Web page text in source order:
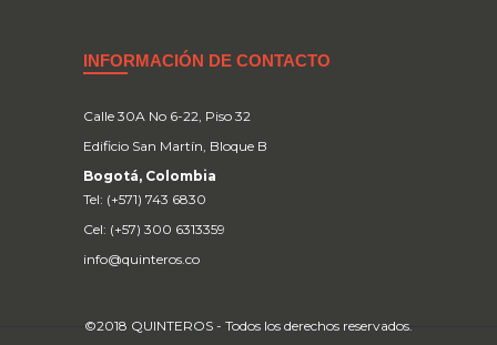
INFORMACIÓN DE CONTACTO
Calle 30A No 6-22, Piso 32
Edificio San Martín, Bloque B
Bogotá, Colombia
Tel: (+571) 743 6830
Cel: (+57) 300 6313359
info@quinteros.co
©2018 QUINTEROS - Todos los derechos reservados.